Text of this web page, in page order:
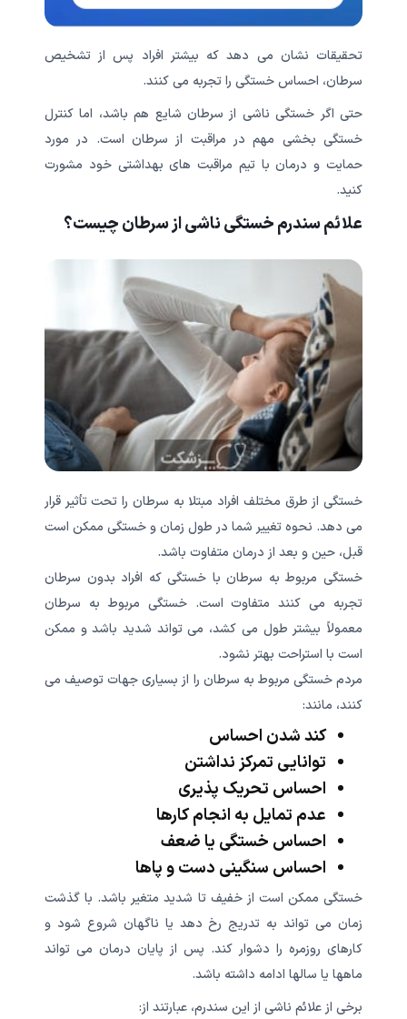
تحقیقات نشان می دهد که بیشتر افراد پس از تشخیص
سرطان، احساس خستگی را تجربه می کنند.
حتی اگر خستگی ناشی از سرطان شایع هم باشد، اما کنترل
خستگی بخشی مهم در مراقبت از سرطان است. در مورد
حمایت و درمان با تیم مراقبت های بهداشتی خود مشورت
کنید.
علائم سندرم خستگی ناشی از سرطان چیست؟
خستگی از طرق مختلف افراد مبتلا به سرطان را تحت تأثیر قرار
می دهد. نحوه تغییر شما در طول زمان و خستگی ممکن است
قبل، حین و بعد از درمان متفاوت باشد.
خستگی مربوط به سرطان با خستگی که افراد بدون سرطان
تجربه می کنند متفاوت است. خستگی مربوط به سرطان
معمولاً بیشتر طول می کشد، می تواند شدید باشد و ممکن
است با استراحت بهتر نشود.
مردم خستگی مربوط به سرطان را از بسیاری جهات توصیف می
کنند، مانند:
کند شدن احساس
توانایی تمرکز نداشتن
احساس تحریک پذیری
عدم تمایل به انجام کارها
احساس خستگی یا ضعف
احساس سنگینی دست و پاها
خستگی ممکن است از خفیف تا شدید متغیر باشد. با گذشت
زمان می تواند به تدریج رخ دهد یا ناگهان شروع شود و
کارهای روزمره را دشوار کند. پس از پایان درمان می تواند
ماهها یا سالها ادامه داشته باشد.
برخی از علائم ناشی از این سندرم، عبارتند از: